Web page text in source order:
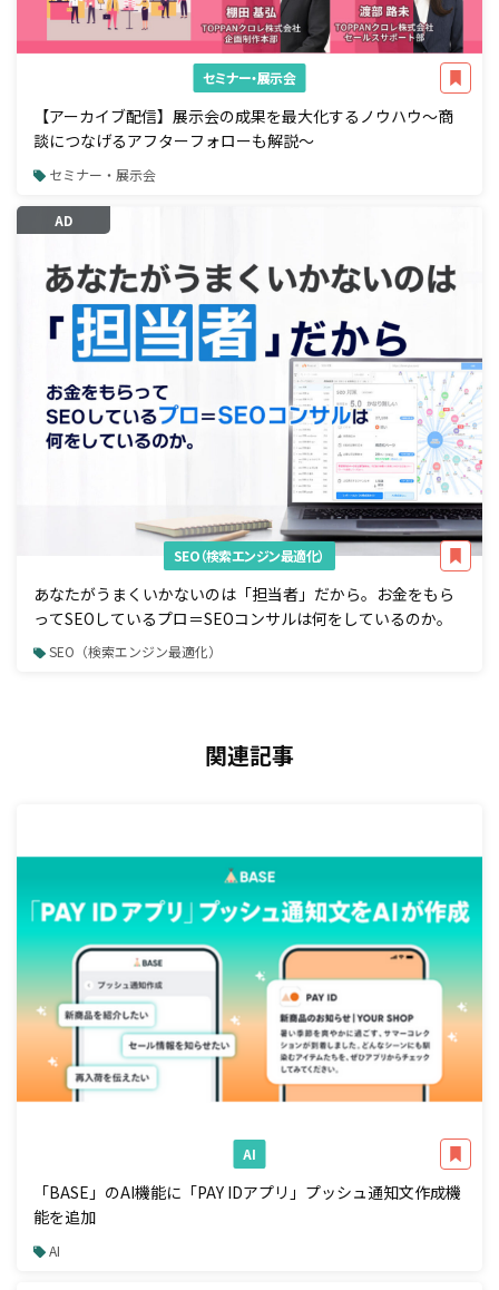
セミナー・展示会
【アーカイブ配信】展示会の成果を最大化するノウハウ～商
談につなげるアフターフォローも解説～
セミナー・展示会
AD
SEO（検索エンジン最適化）
あなたがうまくいかないのは「担当者」だから。お金をもら
ってSEOしているプロ＝SEOコンサルは何をしているのか。
SEO（検索エンジン最適化）
関連記事
AI
「BASE」のAI機能に「PAY IDアプリ」プッシュ通知文作成機
能を追加
AI